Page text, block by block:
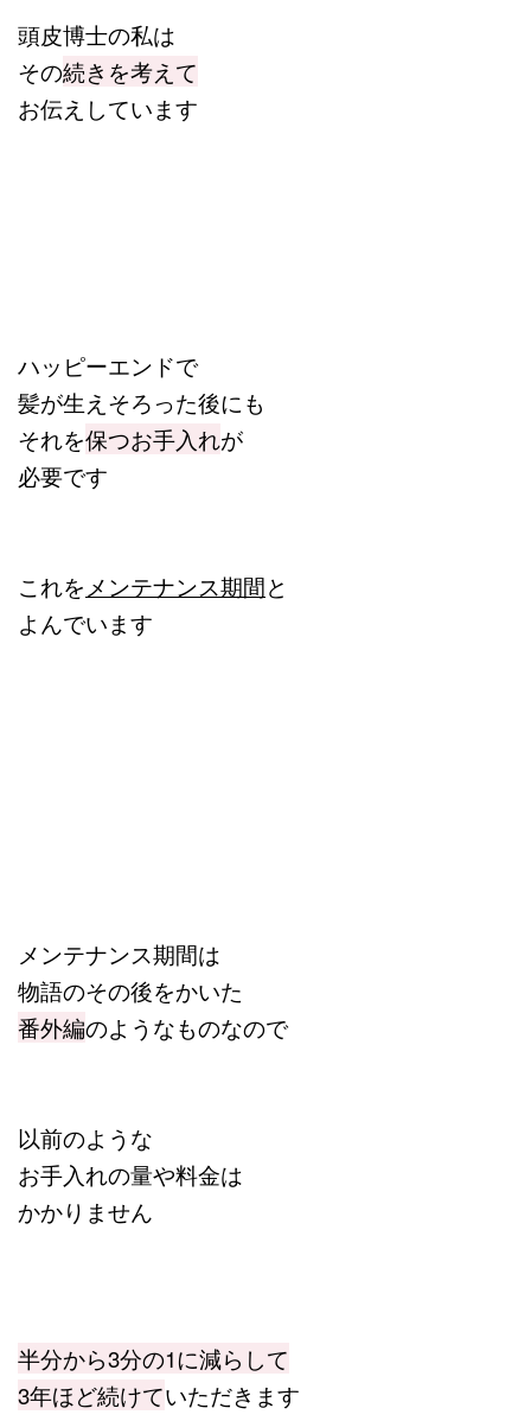
頭皮博士の私は
その続きを考えて
お伝えしています
ハッピーエンドで
髪が生えそろった後にも
それを保つお手入れが
必要です
これをメンテナンス期間と
よんでいます
メンテナンス期間は
物語のその後をかいた
番外編のようなものなので
以前のような
お手入れの量や料金は
かかりません
半分から3分の1に減らして
3年ほど続けていただきます